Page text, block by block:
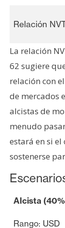
Relación
La relación
62 sugiere
relación con
de mercados
alcistas de
menudo
estará en si
sostenerse
Alcista
Rango: USD